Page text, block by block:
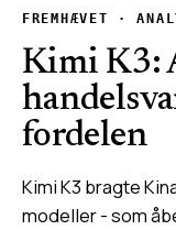
FREMHÆVET ·
Kimi K3:
fordelen
Kimi K3 bragte
modeller - som